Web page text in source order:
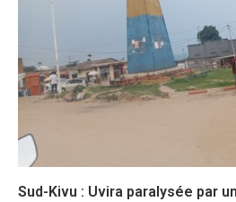
Sud-Kivu : Uvira paralysée par